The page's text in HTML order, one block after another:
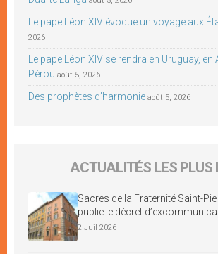
Le pape Léon XIV évoque un voyage aux
2026
Le pape Léon XIV se rendra en Uruguay, en
Pérou août 5, 2026
Des prophètes d’harmonie août 5, 2026
ACTUALITÉS LES PLUS
Sacres de la Fraternité Saint-
publie le décret
2 Juil 2026